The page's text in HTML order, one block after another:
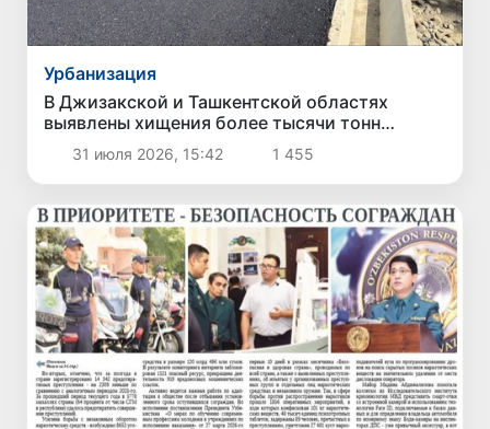
Урбанизация
В Джизакской и Ташкентской областях
выявлены хищения более тысячи тонн
асфальта
31 июля 2026, 15:42 1 455